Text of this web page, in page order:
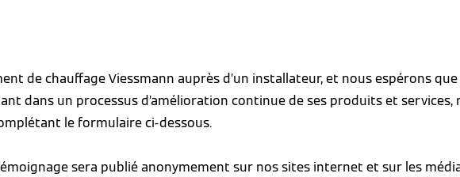
de chauffage Viessmann auprès d’un installateur, et nous espérons
dans un processus d’amélioration continue de ses produits et services,
le formulaire ci-dessous.
sera publié anonymement sur nos sites internet et sur les